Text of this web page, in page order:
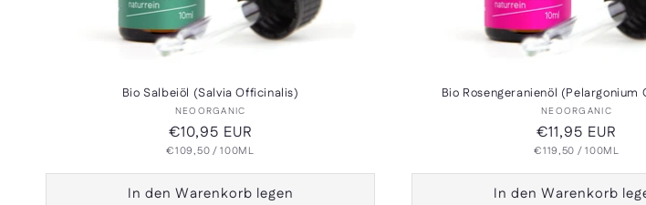
Bio Salbeiöl (Salvia Officinalis)
Anbieter:
NEOORGANIC
Normaler
Preis
€10,95 EUR
GRUNDPREIS
€109,50/PRO
100ML
In den Warenkorb legen
Bio Rosengeranienöl (Pelargonium
Anbieter:
NEOORGANIC
Normaler
Preis
€11,95 EUR
GRUNDPREIS
€119,50 /PRO
100ML
In den Warenkorb